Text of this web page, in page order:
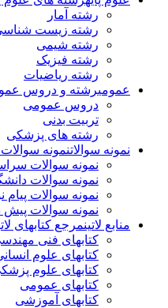
رشته آمار
رشته زیست
رشته شیمی
رشته فیزیک
رشته ریاضیات
عمومیرشته و دروس
دروس عمومی
تربیت بدنی
رشته های پزشکی
نمونه سوالاتنمونه
نمونه سوالات
نمونه سوالات
نمونه سوالات پیام
نمونه سوالات پیش
منابع لاتینمرجع کتابهای
کتابهای فنی
کتابهای علوم
کتابهای علوم
کتابهای عمومی
کتابهای آموزشی